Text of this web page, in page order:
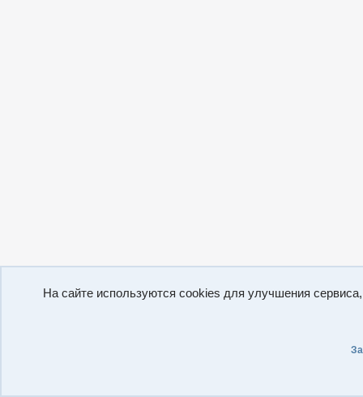
На сайте используются cookies для улучшения